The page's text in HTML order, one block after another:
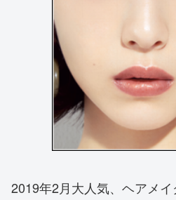
2019年2月大人気、ヘアメ